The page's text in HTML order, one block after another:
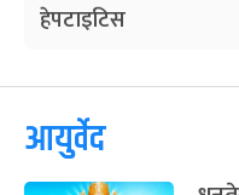
हेपटाइटिस
आयुर्वेद